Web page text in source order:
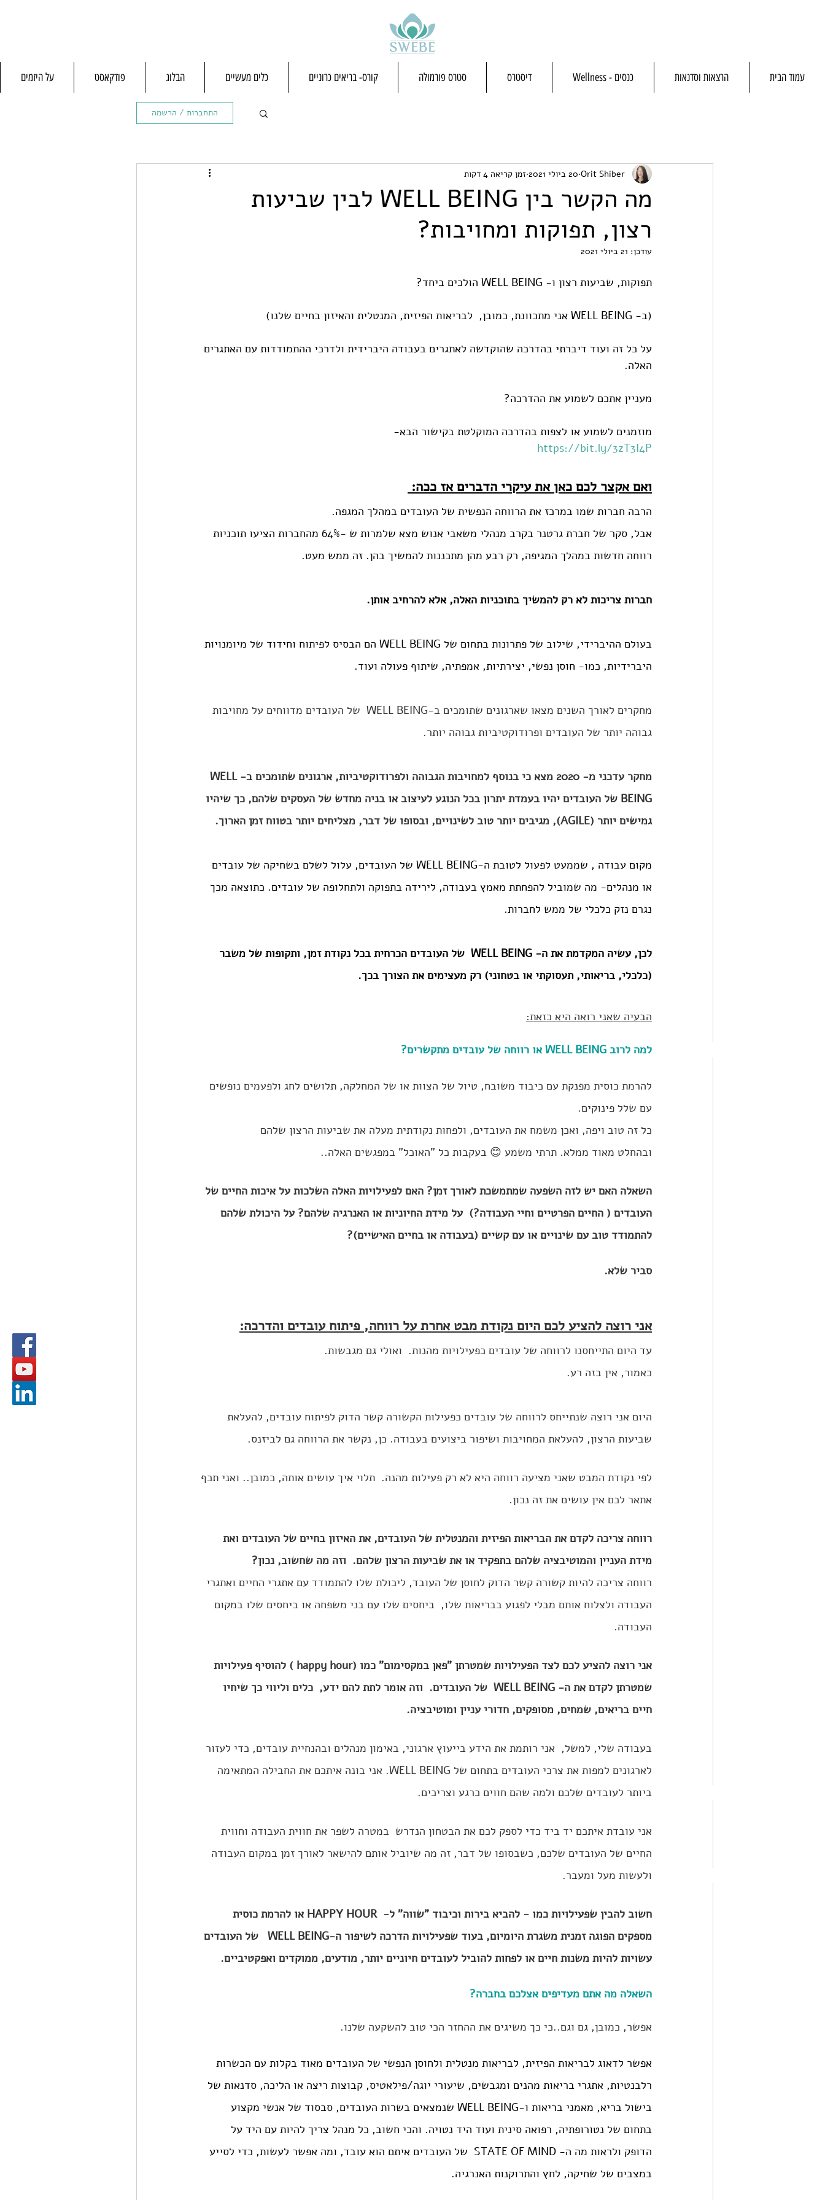
עמוד הבית הרצאות וסדנאות כנסים - Wellness דיסטרס סטרס פורמולה קורס- בריאים כרוניים כלים מעשיים הבלוג פודקאסט על היזמים
התחברות / הרשמה
מה הקשר בין WELL BEING לבין שביעות
רצון, תפוקות ומחויבות?
Orit Shiber 20 ביולי 2021 זמן קריאה 4 דקות
עודכן: 21 ביולי 2021
תפוקות, שביעות רצון ו- WELL BEING הולכים ביחד?
(ב- WELL BEING אני מתכוונת, כמובן,  לבריאות הפיזית, המנטלית והאיזון בחיים שלנו)
על כל זה ועוד דיברתי בהדרכה שהוקדשה לאתגרים בעבודה היברידית ולדרכי ההתמודדות עם האתגרים
האלה.
מעניין אתכם לשמוע את ההדרכה?
מוזמנים לשמוע או לצפות בהדרכה המוקלטת בקישור הבא-
https://bit.ly/3zT3I4P
ואם אקצר לכם כאן את עיקרי הדברים אז ככה:
הרבה חברות שמו במרכז את הרווחה הנפשית של העובדים במהלך המגפה.
אבל, סקר של חברת גרטנר בקרב מנהלי משאבי אנוש מצא שלמרות ש -64% מהחברות הציעו תוכניות
רווחה חדשות במהלך המגיפה, רק רבע מהן מתכננות להמשיך בהן. זה ממש מעט.
חברות צריכות לא רק להמשיך בתוכניות האלה, אלא להרחיב אותן.
בעולם ההיברידי, שילוב של פתרונות בתחום של WELL BEING הם הבסיס לפיתוח וחידוד של מיומנויות
היברידיות, כמו- חוסן נפשי, יצירתיות, אמפתיה, שיתוף פעולה ועוד.
מחקרים לאורך השנים מצאו שארגונים שתומכים ב-WELL BEING  של העובדים מדווחים על מחויבות
גבוהה יותר של העובדים ופרודוקטיביות גבוהה יותר.
מחקר עדכני מ- 2020 מצא כי בנוסף למחויבות הגבוהה ולפרודוקטיביות, ארגונים שתומכים ב-WELL
BEING של העובדים יהיו בעמדת יתרון בכל הנוגע לעיצוב או בניה מחדש של העסקים שלהם, כך שיהיו
גמישים יותר (AGILE), מגיבים יותר טוב לשינויים, ובסופו של דבר, מצליחים יותר בטווח זמן הארוך.
מקום עבודה , שממעט לפעול לטובת ה-WELL BEING של העובדים, עלול לשלם בשחיקה של עובדים
או מנהלים- מה שמוביל להפחתת מאמץ בעבודה, לירידה בתפוקה ולתחלופה של עובדים. כתוצאה מכך
נגרם נזק כלכלי של ממש לחברות.
לכן, עשיה המקדמת את ה- WELL BEING  של העובדים הכרחית בכל נקודת זמן, ותקופות של משבר
(כלכלי, בריאותי, תעסוקתי או בטחוני) רק מעצימים את הצורך בכך.
הבעיה שאני רואה היא כזאת:
למה לרוב WELL BEING או רווחה של עובדים מתקשרים?
להרמת כוסית מפנקת עם כיבוד משובח, טיול של הצוות או של המחלקה, תלושים לחג ולפעמים נופשים
עם שלל פינוקים.
כל זה טוב ויפה, ואכן משמח את העובדים, ולפחות נקודתית מעלה את שביעות הרצון שלהם
ובהחלט מאוד ממלא. תרתי משמע 😊 בעקבות כל "האוכל" במפגשים האלה..
השאלה האם יש לזה השפעה שמתמשכת לאורך זמן? האם לפעילויות האלה השלכות על איכות החיים של
העובדים ( החיים הפרטיים וחיי העבודה?) על מידת החיוניות או האנרגיה שלהם? על היכולת שלהם
להתמודד טוב עם שינויים או עם קשיים (בעבודה או בחיים האישיים)?
סביר שלא.
אני רוצה להציע לכם היום נקודת מבט אחרת על רווחה, פיתוח עובדים והדרכה:
עד היום התייחסנו לרווחה של עובדים כפעילויות מהנות.  ואולי גם מגבשות.
כאמור, אין בזה רע.
היום אני רוצה שנתייחס לרווחה של עובדים כפעילות הקשורה קשר הדוק לפיתוח עובדים, להעלאת
שביעות הרצון, להעלאת המחויבות ושיפור ביצועים בעבודה. כן, נקשר את הרווחה גם לביזנס.
לפי נקודת המבט שאני מציעה רווחה היא לא רק פעילות מהנה.  תלוי איך עושים אותה, כמובן.. ואני תכף
אתאר לכם אין עושים את זה נכון.
רווחה צריכה לקדם את הבריאות הפיזית והמנטלית של העובדים, את האיזון בחיים של העובדים ואת
מידת העניין והמוטיבציה שלהם בתפקיד או את שביעות הרצון שלהם.  וזה מה שחשוב, נכון?
רווחה צריכה להיות קשורה קשר הדוק לחוסן של העובד, ליכולת שלו להתמודד עם אתגרי החיים ואתגרי
העבודה ולצלוח אותם מבלי לפגוע בבריאות שלו,  ביחסים שלו עם בני משפחה או ביחסים שלו במקום
העבודה.
אני רוצה להציע לכם לצד הפעילויות שמטרתן "פאן במקסימום" כמו (happy hour ) להוסיף פעילויות
שמטרתן לקדם את ה- WELL BEING  של העובדים.  וזה אומר לתת להם ידע,  כלים וליווי כך שיחיו
חיים בריאים, שמחים, מסופקים, חדורי עניין ומוטיבציה.
בעבודה שלי, למשל,  אני רותמת את הידע בייעוץ ארגוני, באימון מנהלים ובהנחיית עובדים, כדי לעזור
לארגונים למפות את צרכי העובדים בתחום של WELL BEING. אני בונה איתכם את החבילה המתאימה
ביותר לעובדים שלכם ולמה שהם חווים כרגע וצריכים.
אני עובדת איתכם יד ביד כדי לספק לכם את הבטחון הנדרש  במטרה לשפר את חווית העבודה וחווית
החיים של העובדים שלכם, כשבסופו של דבר, זה מה שיוביל אותם להישאר לאורך זמן במקום העבודה
ולעשות מעל ומעבר.
חשוב להבין שפעילויות כמו - להביא בירות וכיבוד "שווה" ל-  HAPPY HOUR או להרמת כוסית
מספקים הפוגה זמנית משגרת היומיום, בעוד שפעילויות הדרכה לשיפור ה-WELL BEING
של העובדים
עשויות להיות משנות חיים או לפחות להוביל לעובדים חיוניים יותר, מודעים, ממוקדים ואפקטיביים.
השאלה מה אתם מעדיפים אצלכם בחברה?
אפשר, כמובן, גם וגם..כי כך משיגים את ההחזר הכי טוב להשקעה שלנו.
אפשר לדאוג לבריאות הפיזית, לבריאות מנטלית ולחוסן הנפשי של העובדים מאוד בקלות עם הכשרות
רלבנטיות, אתגרי בריאות מהנים ומגבשים, שיעורי יוגה/פילאטיס, קבוצות ריצה או הליכה, סדנאות של
בישול בריא, מאמני בריאות ו-WELL BEING שנמצאים בשרות העובדים, סבסוד של אנשי מקצוע
בתחום של נטורופתיה, רפואה סינית ועוד היד נטויה. והכי חשוב, כל מנהל צריך להיות עם היד על
הדופק ולראות מה ה- STATE OF MIND  של העובדים איתם הוא עובד, ומה אפשר לעשות, כדי לסייע
במצבים של שחיקה, לחץ והתרוקנות האנרגיה.